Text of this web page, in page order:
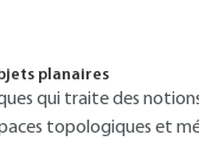
planaires
qui traite des
topologiques et